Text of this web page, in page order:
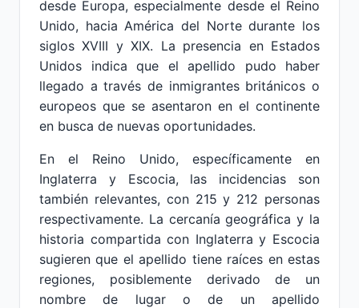
desde Europa, especialmente desde el Reino
Unido, hacia América del Norte durante los
siglos XVIII y XIX. La presencia en Estados
Unidos indica que el apellido pudo haber
llegado a través de inmigrantes británicos o
europeos que se asentaron en el continente
en busca de nuevas oportunidades.
En el Reino Unido, específicamente en
Inglaterra y Escocia, las incidencias son
también relevantes, con 215 y 212 personas
respectivamente. La cercanía geográfica y la
historia compartida con Inglaterra y Escocia
sugieren que el apellido tiene raíces en estas
regiones, posiblemente derivado de un
nombre de lugar o de un apellido